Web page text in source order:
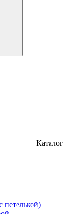
Каталог
петелькой)